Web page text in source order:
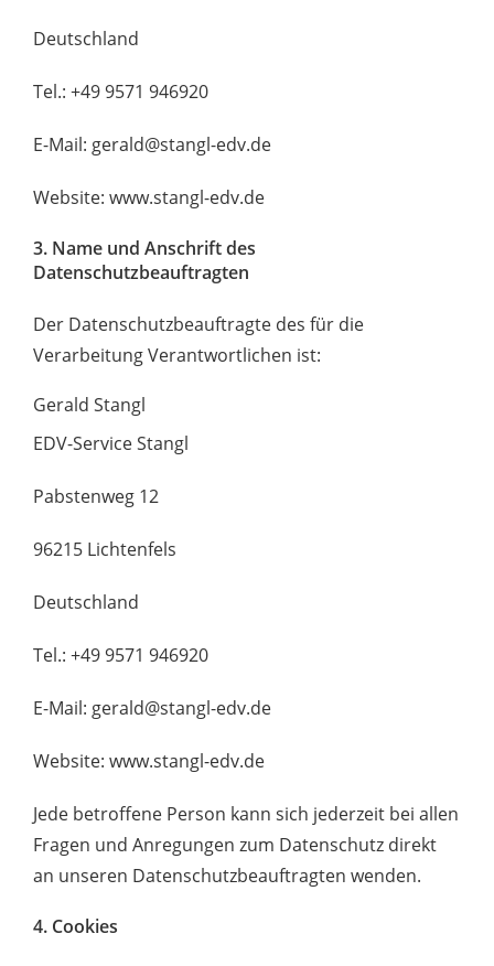
Deutschland
Tel.: +49 9571 946920
E-Mail: gerald@stangl-edv.de
Website: www.stangl-edv.de
3. Name und Anschrift des
Datenschutzbeauftragten
Der Datenschutzbeauftragte des für die
Verarbeitung Verantwortlichen ist:
Gerald Stangl
EDV-Service Stangl
Pabstenweg 12
96215 Lichtenfels
Deutschland
Tel.: +49 9571 946920
E-Mail: gerald@stangl-edv.de
Website: www.stangl-edv.de
Jede betroffene Person kann sich jederzeit bei allen
Fragen und Anregungen zum Datenschutz direkt
an unseren Datenschutzbeauftragten wenden.
4. Cookies